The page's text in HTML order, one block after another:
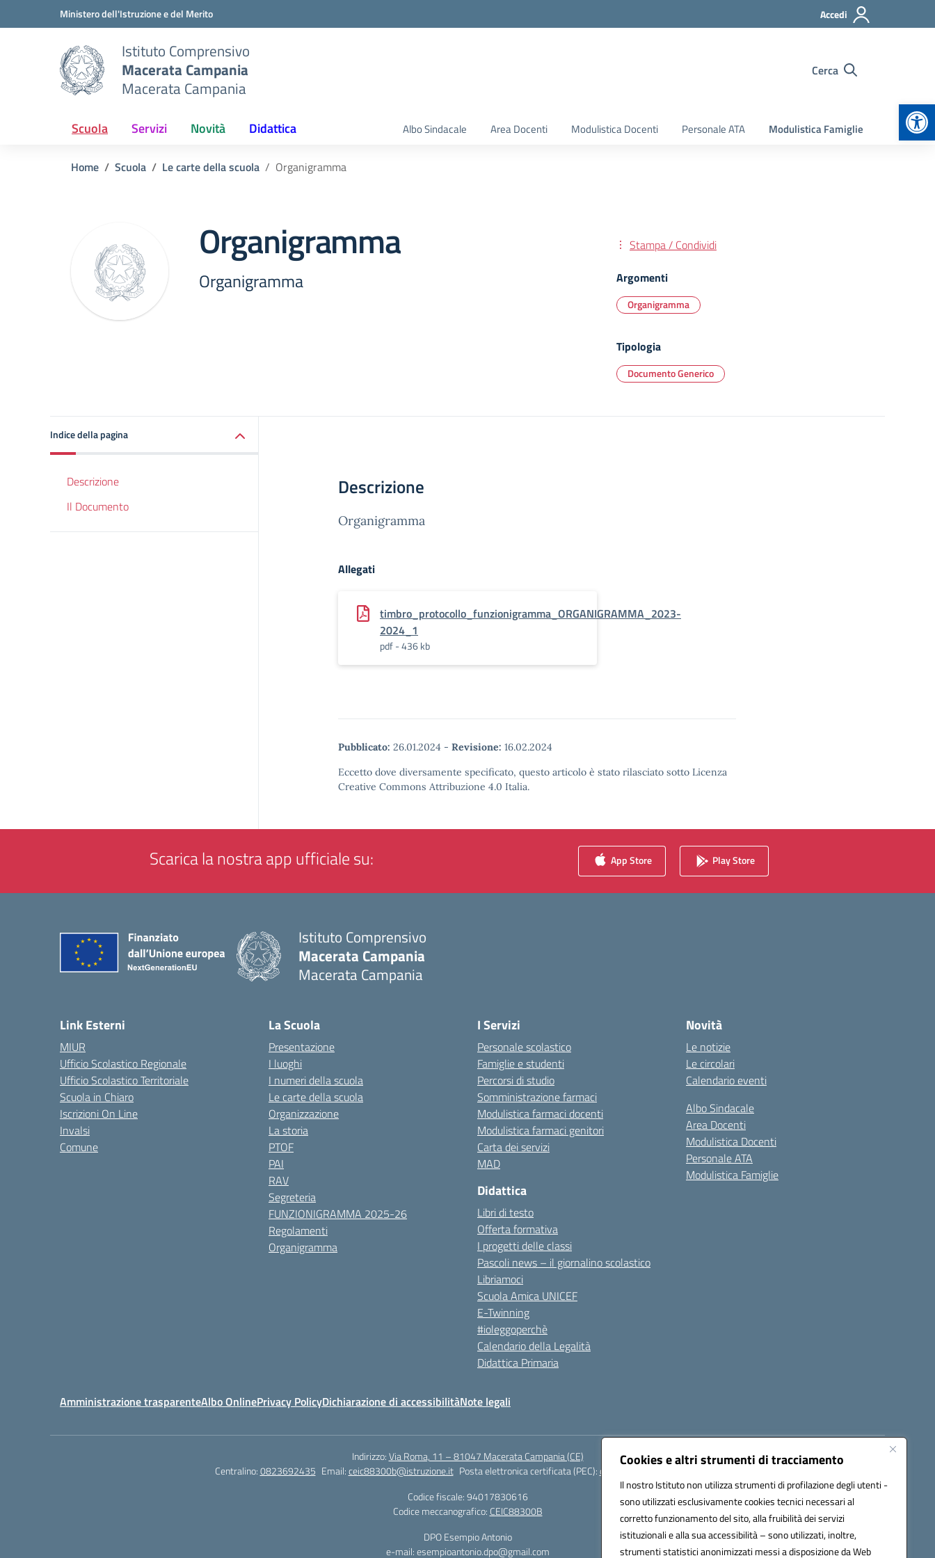
Cookies e altri strumenti di tracciamento
Il nostro Istituto non utilizza strumenti di profilazione degli utenti -
sono utilizzati esclusivamente cookies tecnici necessari al
corretto funzionamento del sito, alla fruibilità dei servizi
istituzionali e alla sua accessibilità – sono utilizzati, inoltre,
strumenti statistici anonimizzati messi a disposizione da Web
Vai ai contenuti
Vai al menu di navigazioneMinistero dell'Istruzione e del Merito Accedi
Istituto Comprensivo
Macerata Campania
Macerata Campania
Cerca
Scuola Servizi Novità Didattica Albo Sindacale Area Docenti Modulistica Docenti Personale ATA Modulistica Famiglie
Home Scuola Le carte della scuola Organigramma
Organigramma
Organigramma
Stampa / Condividi
Argomenti
Organigramma
Tipologia
Documento Generico
Indice della pagina
Descrizione
Il Documento
Descrizione
Organigramma
Allegati
timbro_protocollo_funzionigramma_ORGANIGRAMMA_2023-
2024_1
pdf - 436 kb
Pubblicato: 26.01.2024 - Revisione: 16.02.2024
Eccetto dove diversamente specificato, questo articolo è stato rilasciato sotto Licenza
Creative Commons Attribuzione 4.0 Italia.
Scarica la nostra app ufficiale su: App Store Play Store
Istituto Comprensivo
Macerata Campania
Macerata Campania
Link Esterni
MIUR
Ufficio Scolastico Regionale
Ufficio Scolastico Territoriale
Scuola in Chiaro
Iscrizioni On Line
Invalsi
Comune
La Scuola
Presentazione
I luoghi
I numeri della scuola
Le carte della scuola
Organizzazione
La storia
PTOF
PAI
RAV
Segreteria
FUNZIONIGRAMMA 2025-26
Regolamenti
Organigramma
I Servizi
Personale scolastico
Famiglie e studenti
Percorsi di studio
Somministrazione farmaci
Modulistica farmaci docenti
Modulistica farmaci genitori
Carta dei servizi
MAD
Didattica
Libri di testo
Offerta formativa
I progetti delle classi
Pascoli news – il giornalino scolastico
Libriamoci
Scuola Amica UNICEF
E-Twinning
#ioleggoperchè
Calendario della Legalità
Didattica Primaria
Novità
Le notizie
Le circolari
Calendario eventi
Albo Sindacale
Area Docenti
Modulistica Docenti
Personale ATA
Modulistica Famiglie
Amministrazione trasparenteAlbo OnlinePrivacy PolicyDichiarazione di accessibilitàNote legali
Indirizzo:Via Roma, 11 – 81047 Macerata Campania (CE)
Centralino:0823692435 Email:ceic88300b@istruzione.it Posta elettronica certificata (PEC):ceic88300b@pec.istruzione.it
Codice fiscale: 94017830616
Codice meccanografico: CEIC88300B
DPO Esempio Antonio
e-mail: esempioantonio.dpo@gmail.com